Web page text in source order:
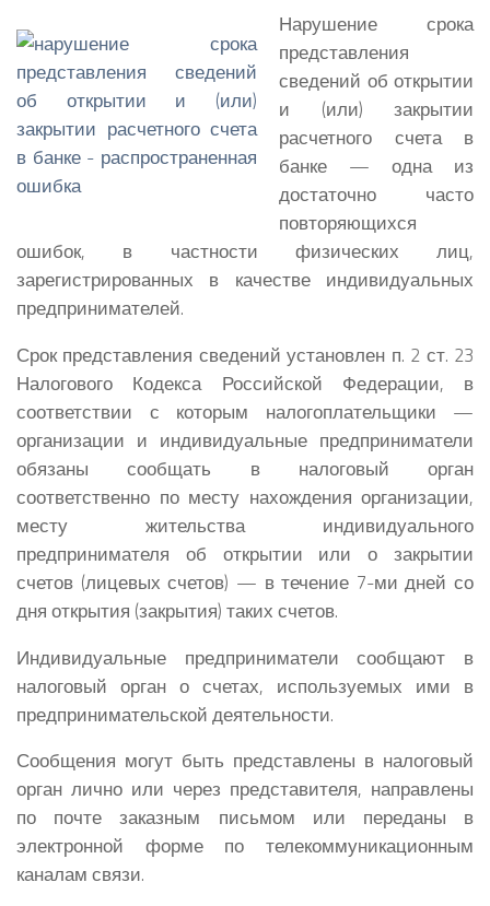
Нарушение срока
представления
сведений об открытии
и (или) закрытии
расчетного счета в
банке — одна из
достаточно часто
повторяющихся
ошибок, в частности физических лиц,
зарегистрированных в качестве индивидуальных
предпринимателей.
Срок представления сведений установлен п. 2 ст. 23
Налогового Кодекса Российской Федерации, в
соответствии с которым налогоплательщики —
организации и индивидуальные предприниматели
обязаны сообщать в налоговый орган
соответственно по месту нахождения организации,
месту жительства индивидуального
предпринимателя об открытии или о закрытии
счетов (лицевых счетов) — в течение 7-ми дней со
дня открытия (закрытия) таких счетов.
Индивидуальные предприниматели сообщают в
налоговый орган о счетах, используемых ими в
предпринимательской деятельности.
Сообщения могут быть представлены в налоговый
орган лично или через представителя, направлены
по почте заказным письмом или переданы в
электронной форме по телекоммуникационным
каналам связи.